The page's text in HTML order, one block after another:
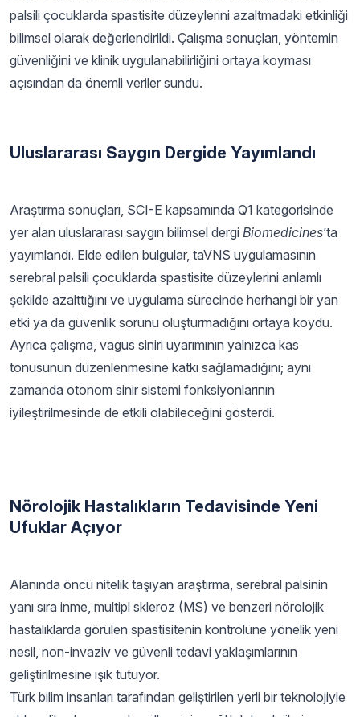
palsili çocuklarda spastisite düzeylerini azaltmadaki etkinliği
bilimsel olarak değerlendirildi. Çalışma sonuçları, yöntemin
güvenliğini ve klinik uygulanabilirliğini ortaya koyması
açısından da önemli veriler sundu.
Uluslararası Saygın Dergide Yayımlandı
Araştırma sonuçları, SCI-E kapsamında Q1 kategorisinde
yer alan uluslararası saygın bilimsel dergi Biomedicines’ta
yayımlandı. Elde edilen bulgular, taVNS uygulamasının
serebral palsili çocuklarda spastisite düzeylerini anlamlı
şekilde azalttığını ve uygulama sürecinde herhangi bir yan
etki ya da güvenlik sorunu oluşturmadığını ortaya koydu.
Ayrıca çalışma, vagus siniri uyarımının yalnızca kas
tonusunun düzenlenmesine katkı sağlamadığını; aynı
zamanda otonom sinir sistemi fonksiyonlarının
iyileştirilmesinde de etkili olabileceğini gösterdi.
Nörolojik Hastalıkların Tedavisinde Yeni
Ufuklar Açıyor
Alanında öncü nitelik taşıyan araştırma, serebral palsinin
yanı sıra inme, multipl skleroz (MS) ve benzeri nörolojik
hastalıklarda görülen spastisitenin kontrolüne yönelik yeni
nesil, non-invaziv ve güvenli tedavi yaklaşımlarının
geliştirilmesine ışık tutuyor.
Türk bilim insanları tarafından geliştirilen yerli bir teknolojiyle